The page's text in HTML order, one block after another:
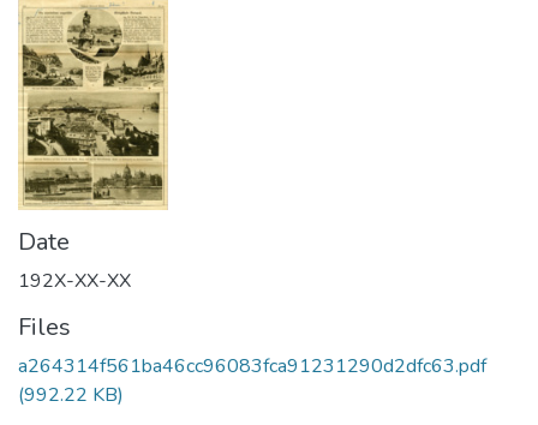
Date
192X-XX-XX
Files
a264314f561ba46cc96083fca91231290d2dfc63.pdf
(992.22 KB)